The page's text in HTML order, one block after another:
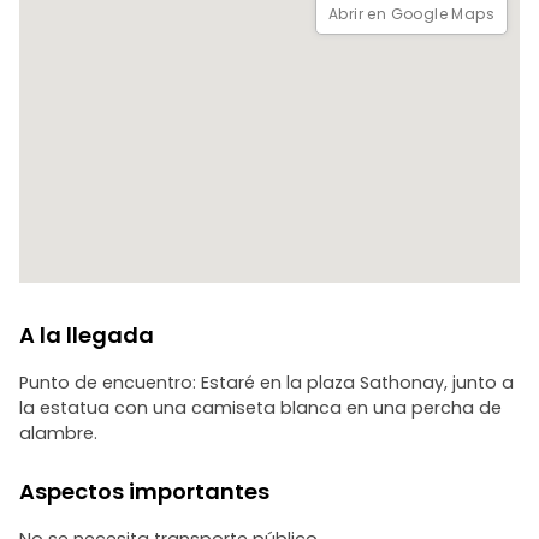
Abrir en Google Maps
A la llegada
Punto de encuentro: Estaré en la plaza Sathonay, junto a
la estatua con una camiseta blanca en una percha de
alambre.
Aspectos importantes